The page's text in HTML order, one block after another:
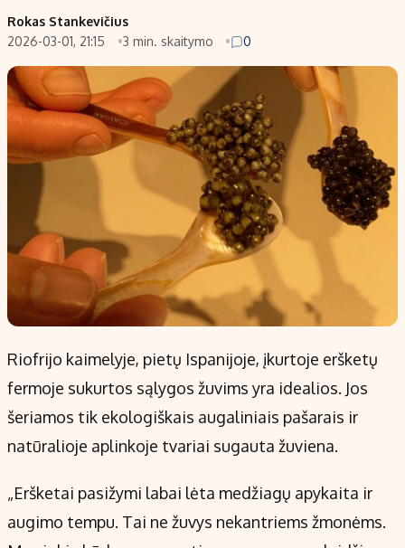
Rokas Stankevičius
2026-03-01, 21:15
3 min. skaitymo 0
Riofrijo kaimelyje, pietų Ispanijoje, įkurtoje eršketų
fermoje sukurtos sąlygos žuvims yra idealios. Jos
šeriamos tik ekologiškais augaliniais pašarais ir
natūralioje aplinkoje tvariai sugauta žuviena.
„Eršketai pasižymi labai lėta medžiagų apykaita ir
augimo tempu. Tai ne žuvys nekantriems žmonėms.